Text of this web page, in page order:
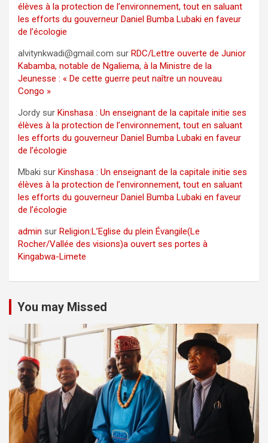
élèves à la protection de l’environnement, tout en saluant
les efforts du gouverneur Daniel Bumba Lubaki en faveur
de l’écologie
alvitynkwadi@gmail.com sur RDC/Lettre ouverte de Junior
Kabamba, notable de Ngaliema, à la Ministre de la
Jeunesse : « De cette guerre peut naître un nouveau
Congo »
Jordy sur Kinshasa : Un enseignant de la capitale initie ses
élèves à la protection de l’environnement, tout en saluant
les efforts du gouverneur Daniel Bumba Lubaki en faveur
de l’écologie
Mbaki sur Kinshasa : Un enseignant de la capitale initie ses
élèves à la protection de l’environnement, tout en saluant
les efforts du gouverneur Daniel Bumba Lubaki en faveur
de l’écologie
admin sur Religion:L’Eglise du plein Évangile(Le
Rocher/Vallée des visions)a ouvert ses portes à
Kingabwa-Limete
You may Missed